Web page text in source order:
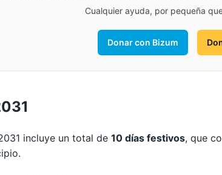
Cualquier ayuda, por pequeña
Donar con Bizum
incluye un total de 10 días festivos, que